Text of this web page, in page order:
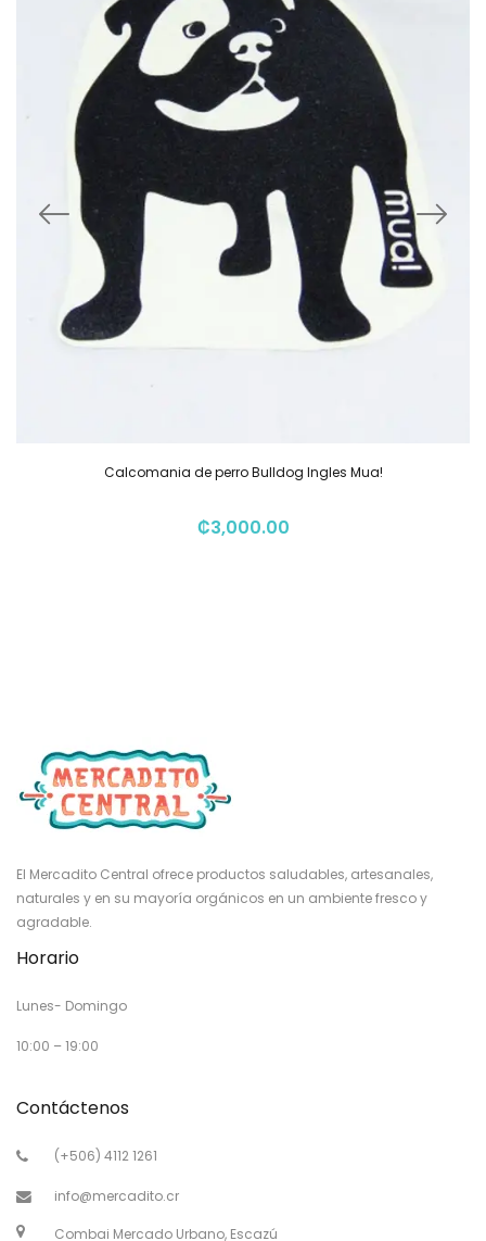
Calcomania de perro Bulldog Ingles Mua!
₡3,000.00
El Mercadito Central ofrece productos saludables, artesanales,
naturales y en su mayoría orgánicos en un ambiente fresco y
agradable.
Horario
Lunes- Domingo
10:00 – 19:00
Contáctenos
(+506) 4112 1261
info@mercadito.cr
Combai Mercado Urbano, Escazú